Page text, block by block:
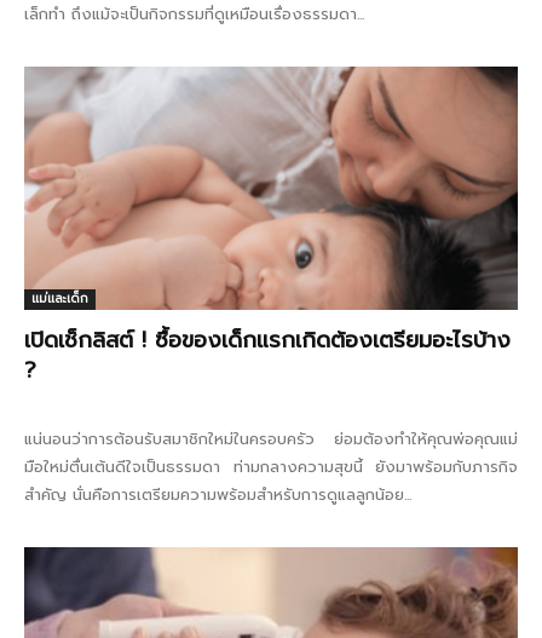
เล็กทำ ถึงแม้จะเป็นกิจกรรมที่ดูเหมือนเรื่องธรรมดา...
แม่และเด็ก
เปิดเช็กลิสต์ ! ซื้อของเด็กแรกเกิดต้องเตรียมอะไรบ้าง
?
แน่นอนว่าการต้อนรับสมาชิกใหม่ในครอบครัว ย่อมต้องทำให้คุณพ่อคุณแม่
มือใหม่ตื่นเต้นดีใจเป็นธรรมดา ท่ามกลางความสุขนี้ ยังมาพร้อมกับภารกิจ
สำคัญ นั่นคือการเตรียมความพร้อมสำหรับการดูแลลูกน้อย...